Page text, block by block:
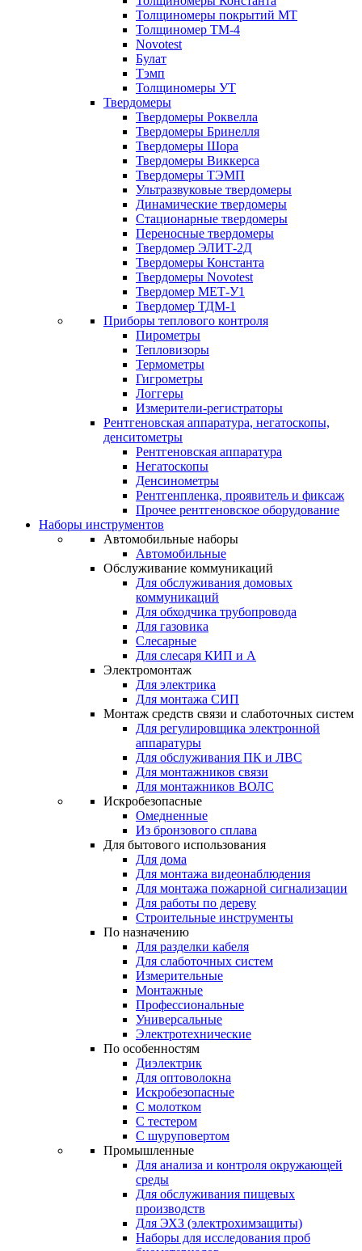
Толщиномеры покрытий МТ
Толщиномер ТМ-4
Novotest
Булат
Тэмп
Толщиномеры УТ
Твердомеры
Твердомеры Роквелла
Твердомеры Бринелля
Твердомеры Шора
Твердомеры Виккерса
Твердомеры ТЭМП
Ультразвуковые твердомеры
Динамические твердомеры
Стационарные твердомеры
Переносные твердомеры
Твердомер ЭЛИТ-2Д
Твердомеры Константа
Твердомеры Novotest
Твердомер МЕТ-У1
Твердомер ТДМ-1
Приборы теплового контроля
Пирометры
Тепловизоры
Термометры
Гигрометры
Логгеры
Измерители-регистраторы
Рентгеновская аппаратура, негатоскопы,
денситометры
Рентгеновская аппаратура
Негатоскопы
Денсинометры
Рентгенпленка, проявитель и фиксаж
Прочее рентгеновское оборудование
Наборы инструментов
Автомобильные наборы
Автомобильные
Обслуживание коммуникаций
Для обслуживания домовых
коммуникаций
Для обходчика трубопровода
Для газовика
Слесарные
Для слесаря КИП и А
Электромонтаж
Для электрика
Для монтажа СИП
Монтаж средств связи и слаботочных систем
Для регулировщика электронной
аппаратуры
Для обслуживания ПК и ЛВС
Для монтажников связи
Для монтажников ВОЛС
Искробезопасные
Омедненные
Из бронзового сплава
Для бытового использования
Для дома
Для монтажа видеонаблюдения
Для монтажа пожарной сигнализации
Для работы по дереву
Строительные инструменты
По назначению
Для разделки кабеля
Для слаботочных систем
Измерительные
Монтажные
Профессиональные
Универсальные
Электротехнические
По особенностям
Диэлектрик
Для оптоволокна
Искробезопасные
С молотком
С тестером
С шуруповертом
Промышленные
Для анализа и контроля окружающей
среды
Для обслуживания пищевых
производств
Для ЭХЗ (электрохимзащиты)
Наборы для исследования проб